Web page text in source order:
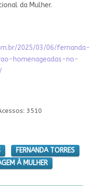
da Mulher.
2025/03/06/fernanda-
homenageadas-no-
3510
FERNANDA TORRES
À MULHER